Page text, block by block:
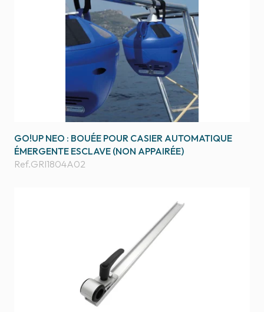
GO!UP NEO : BOUÉE POUR CASIER AUTOMATIQUE
ÉMERGENTE ESCLAVE (NON APPAIRÉE)
Ref.GRI1804A02